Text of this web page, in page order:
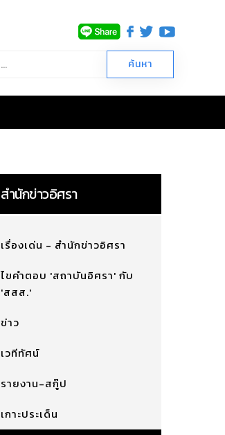
สำนักข่าวอิศรา
เรื่องเด่น - สำนักข่าวอิศรา
ไขคำตอบ 'สถาบันอิศรา' กับ
'สสส.'
ข่าว
เวทีทัศน์
รายงาน-สกู๊ป
เกาะประเด็น